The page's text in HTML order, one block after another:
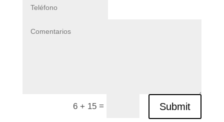
6 + 15 = Submit